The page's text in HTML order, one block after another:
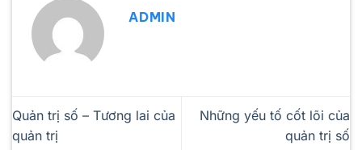
ADMIN
Quản trị số – Tương lai của
quản trị
Những yếu tố cốt lõi của
quản trị số